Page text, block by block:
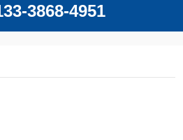
3868-4951